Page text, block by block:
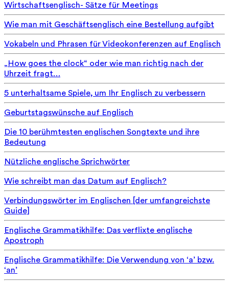
Wirtschaftsenglisch- Sätze für Meetings
Wie man mit Geschäftsenglisch eine Bestellung aufgibt
Vokabeln und Phrasen für Videokonferenzen auf Englisch
„How goes the clock“ oder wie man richtig nach der
Uhrzeit fragt…
5 unterhaltsame Spiele, um Ihr Englisch zu verbessern
Geburtstagswünsche auf Englisch
Die 10 berühmtesten englischen Songtexte und ihre
Bedeutung
Nützliche englische Sprichwörter
Wie schreibt man das Datum auf Englisch?
Verbindungswörter im Englischen [der umfangreichste
Guide]
Englische Grammatikhilfe: Das verflixte englische
Apostroph
Englische Grammatikhilfe: Die Verwendung von ‘a’ bzw.
‘an’